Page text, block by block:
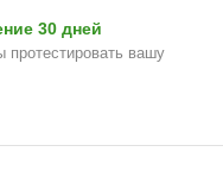
30 дней
протестировать вашу